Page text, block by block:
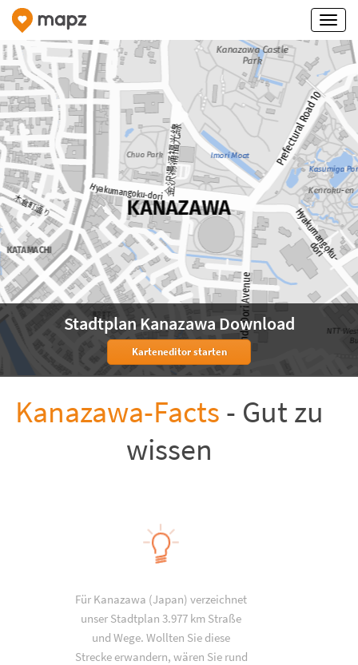
Stadtplan Kanazawa Download
Karteneditor starten
Kanazawa-Facts - Gut zu
wissen
Für Kanazawa (Japan) verzeichnet
unser Stadtplan 3.977 km Straße
und Wege. Wollten Sie diese
Strecke erwandern, wären Sie rund